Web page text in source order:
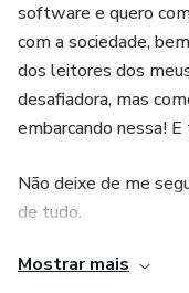
software e quero
com a sociedade,
dos leitores dos
desafiadora, mas
embarcando nessa!
Não deixe de me
de tudo.
Instagram:
Mostrar mais